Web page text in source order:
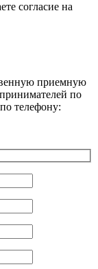
согласие на
приемную
по
телефону: